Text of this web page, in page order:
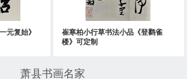
元复始》
崔寒柏小行草书法小品《登鹳雀
楼》可定制
萧县书画名家